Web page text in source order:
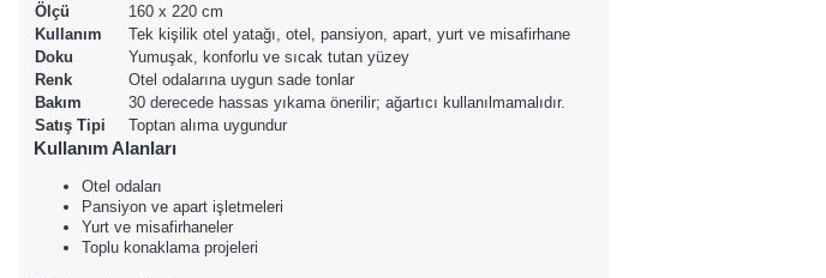
Ölçü
160 x 220 cm
Kullanım
Tek kişilik otel yatağı, otel, pansiyon, apart, yurt ve misafirhane
Doku
Yumuşak, konforlu ve sıcak tutan yüzey
Renk
Otel odalarına uygun sade tonlar
Bakım
30 derecede hassas yıkama önerilir; ağartıcı kullanılmamalıdır.
Satış Tipi
Toptan alıma uygundur
Kullanım Alanları
Otel odaları
Pansiyon ve apart işletmeleri
Yurt ve misafirhaneler
Toplu konaklama projeleri